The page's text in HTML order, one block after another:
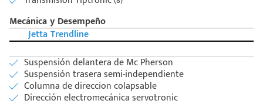
Mecánica y Desempeño
Jetta Trendline
Suspensión delantera de Mc Pherson
Suspensión trasera semi-independiente
Columna de direccion colapsable
Dirección electromecánica servotronic